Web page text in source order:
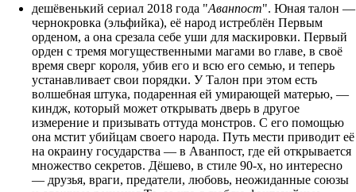
дешёвенький сериал 2018 года "Аванпост". Юная талон —
чернокровка (эльфийка), её народ истреблён Первым
орденом, а она срезала себе уши для маскировки. Первый
орден с тремя могущественными магами во главе, в своё
время сверг короля, убив его и всю его семью, и теперь
устанавливает свои порядки. У Талон при этом есть
волшебная штука, подаренная ей умирающей матерью, —
киндж, который может открывать дверь в другое
измерение и призывать оттуда монстров. С его помощью
она мстит убийцам своего народа. Путь мести приводит её
на окраину государства — в Аванпост, где ей открывается
множество секретов. Дёшево, в стиле 90-х, но интересно
— друзья, враги, предатели, любовь, неожиданные союзы